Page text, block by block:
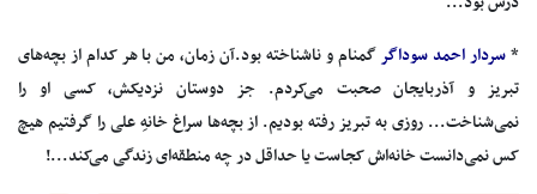
*سردار احمد سوداگرگمنام‌ و ناشناخته‌ بود.آن‌ زمان، من‌ با هر کدام‌ از بچه‌های‌
تبریز و آذربایجان‌ صحبت‌ می‌کردم. جز دوستان‌ نزدیکش، کسی‌ او را
نمی‌شناخت... روزی‌ به‌ تبریز رفته‌ بودیم. از بچه‌ها سراغ‌ خانهِ‌ علی‌ را گرفتیم‌ هیچ‌
کس‌ نمی‌دانست‌ خانه‌اش‌ کجاست‌ یا حداقل‌ در چه‌ منطقه‌ای‌ زندگی‌ می‌کند...!